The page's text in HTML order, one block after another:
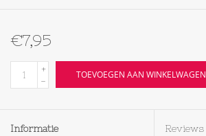
Textiel
€7,95
+
-
TOEVOEGEN AAN WINKELWAGEN
Informatie Reviews